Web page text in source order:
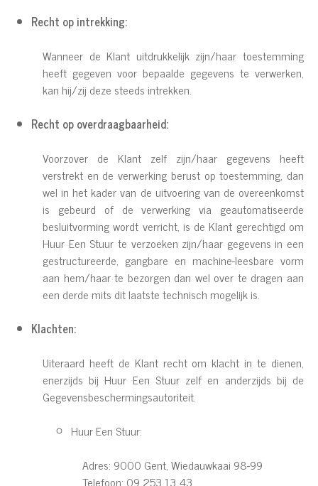
Recht op intrekking:
Wanneer de Klant uitdrukkelijk zijn/haar toestemming
heeft gegeven voor bepaalde gegevens te verwerken,
kan hij/zij deze steeds intrekken.
Recht op overdraagbaarheid:
Voorzover de Klant zelf zijn/haar gegevens heeft
verstrekt en de verwerking berust op toestemming, dan
wel in het kader van de uitvoering van de overeenkomst
is gebeurd of de verwerking via geautomatiseerde
besluitvorming wordt verricht, is de Klant gerechtigd om
Huur Een Stuur te verzoeken zijn/haar gegevens in een
gestructureerde, gangbare en machine-leesbare vorm
aan hem/haar te bezorgen dan wel over te dragen aan
een derde mits dit laatste technisch mogelijk is.
Klachten:
Uiteraard heeft de Klant recht om klacht in te dienen,
enerzijds bij Huur Een Stuur zelf en anderzijds bij de
Gegevensbeschermingsautoriteit.
Huur Een Stuur:
Adres: 9000 Gent, Wiedauwkaai 98-99
Telefoon: 09 253 13 43